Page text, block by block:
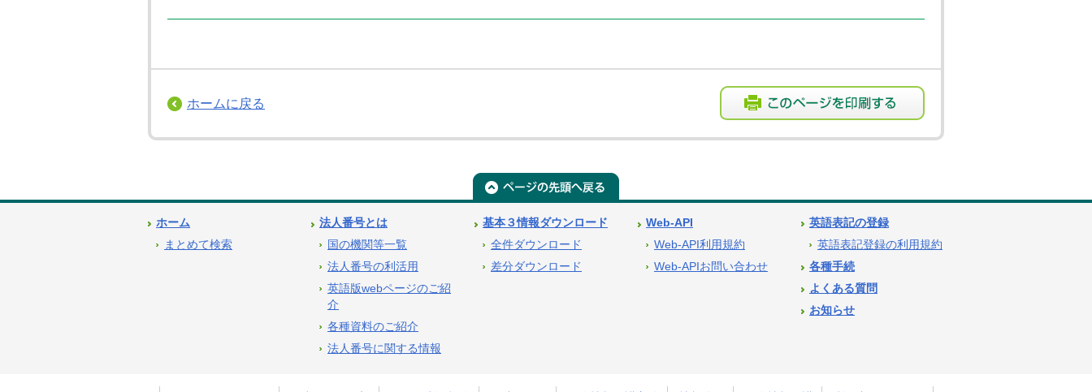
ホームに戻る
ホーム
まとめて検索
法人番号とは
国の機関等一覧
法人番号の利活用
英語版webページのご紹
介
各種資料のご紹介
法人番号に関する情報
基本３情報ダウンロード
全件ダウンロード
差分ダウンロード
Web-API
Web-API利用規約
Web-APIお問い合わせ
英語表記の登録
英語表記登録の利用規約
各種手続
よくある質問
お知らせ